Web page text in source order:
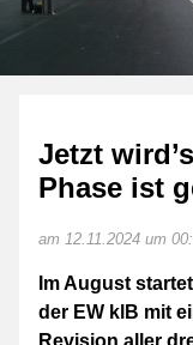
Jetzt
Phase ist
am 12.11.2024 um
Im August
der EW klB mit